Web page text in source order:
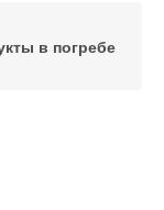
в погребе